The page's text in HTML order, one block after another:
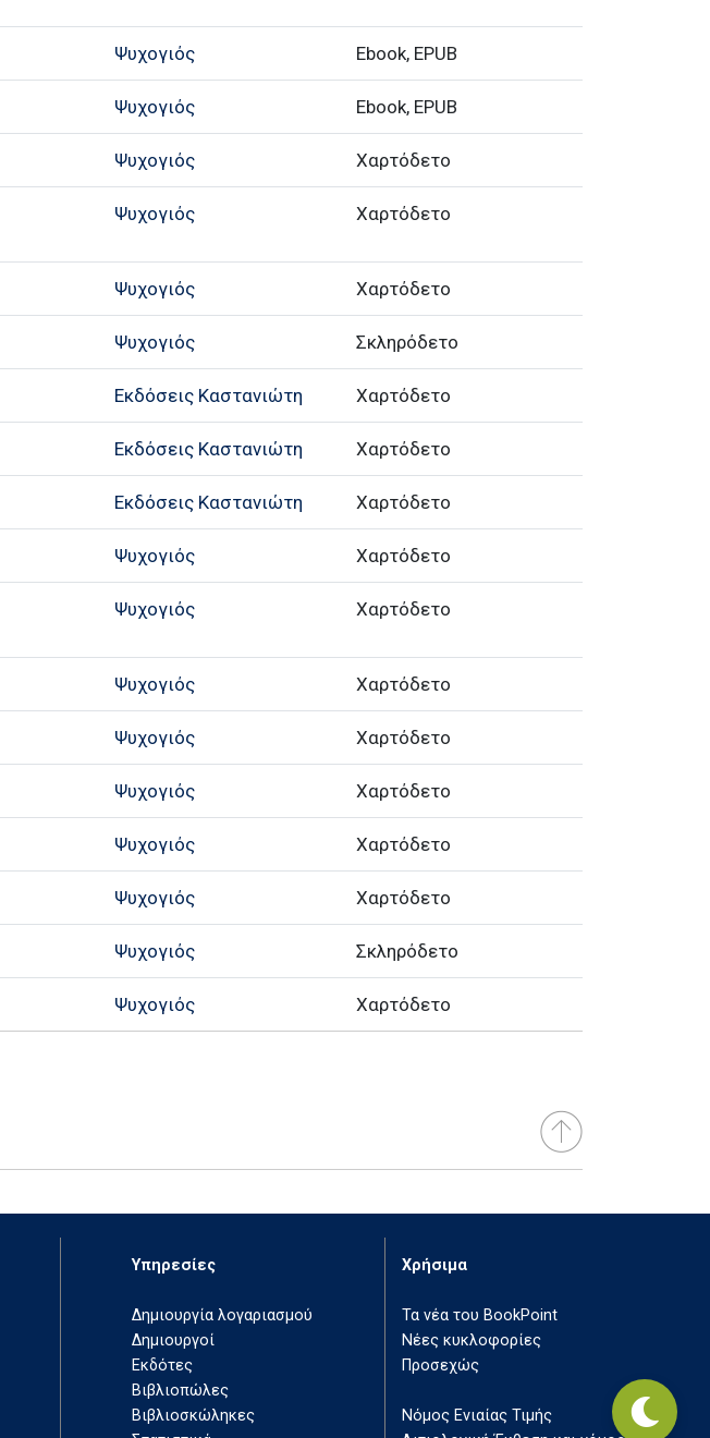
Ψυχογιός Ebook, EPUB
Ψυχογιός Ebook, EPUB
Ψυχογιός Χαρτόδετο
Ψυχογιός Χαρτόδετο
Ψυχογιός Χαρτόδετο
Ψυχογιός Σκληρόδετο
Εκδόσεις Καστανιώτη Χαρτόδετο
Εκδόσεις Καστανιώτη Χαρτόδετο
Εκδόσεις Καστανιώτη Χαρτόδετο
Ψυχογιός Χαρτόδετο
Ψυχογιός Χαρτόδετο
Ψυχογιός Χαρτόδετο
Ψυχογιός Χαρτόδετο
Ψυχογιός Χαρτόδετο
Ψυχογιός Χαρτόδετο
Ψυχογιός Χαρτόδετο
Ψυχογιός Σκληρόδετο
Ψυχογιός Χαρτόδετο
Υπηρεσίες
Δημιουργία λογαριασμού
Δημιουργοί
Εκδότες
Βιβλιοπώλες
Βιβλιοσκώληκες
Χρήσιμα
Τα νέα του BookPoint
Νέες κυκλοφορίες
Προσεχώς
Νόμος Ενιαίας Τιμής